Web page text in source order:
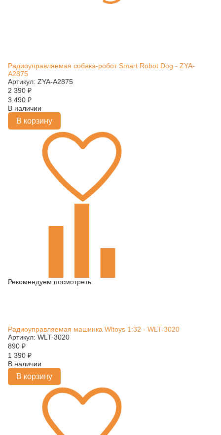
Радиоуправляемая собака-робот Smart Robot Dog - ZYA-
A2875
Артикул: ZYA-A2875
2 390 ₽
3 490 ₽
В наличии
В корзину
Рекомендуем посмотреть
Радиоуправляемая машинка Wltoys 1:32 - WLT-3020
Артикул: WLT-3020
890 ₽
1 390 ₽
В наличии
В корзину